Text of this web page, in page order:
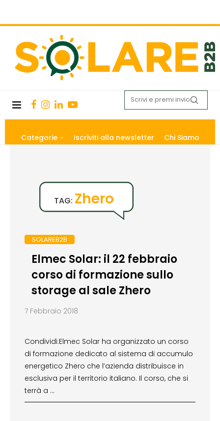
Categorie Iscriviti alla newsletter Chi Siamo
TAG: Zhero
SOLAREB2B
Elmec Solar: il 22 febbraio
corso di formazione sullo
storage al sale Zhero
7 Febbraio 2018
Condividi:Elmec Solar ha organizzato un corso
di formazione dedicato al sistema di accumulo
energetico Zhero che l’azienda distribuisce in
esclusiva per il territorio italiano. Il corso, che si
terrà a …